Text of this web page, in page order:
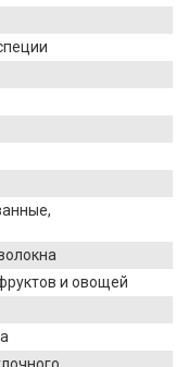
и овощей